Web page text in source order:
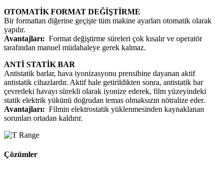
OTOMATİK FORMAT DEĞİŞTİRME
Bir formattan diğerine geçişte tüm makine ayarları otomatik olarak
yapılır.
Avantajları: Format değiştirme süreleri çok kısalır ve operatör
tarafından manuel müdahaleye gerek kalmaz.
ANTİ STATİK BAR
Antistatik barlar, hava iyonizasyonu prensibine dayanan aktif
antistatik cihazlardır. Aktif hale getirildikten sonra, antistatik bar
çevredeki havayı sürekli olarak iyonize ederek, film yüzeyindeki
statik elektrik yükünü doğrudan temas olmaksızın nötralize eder.
Avantajları: Filmin elektrostatik yüklenmesinden kaynaklanan
sorunları ortadan kaldırır.
Çözümler